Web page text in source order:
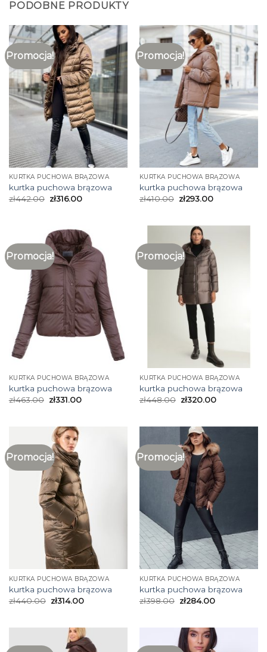
PODOBNE PRODUKTY
Promocja!
KURTKA PUCHOWA BRĄZOWA
kurtka puchowa brązowa
zł442.00 zł316.00
Promocja!
KURTKA PUCHOWA BRĄZOWA
kurtka puchowa brązowa
zł410.00 zł293.00
Promocja!
KURTKA PUCHOWA BRĄZOWA
kurtka puchowa brązowa
zł463.00 zł331.00
Promocja!
KURTKA PUCHOWA BRĄZOWA
kurtka puchowa brązowa
zł448.00 zł320.00
Promocja!
KURTKA PUCHOWA BRĄZOWA
kurtka puchowa brązowa
zł440.00 zł314.00
Promocja!
KURTKA PUCHOWA BRĄZOWA
kurtka puchowa brązowa
zł398.00 zł284.00